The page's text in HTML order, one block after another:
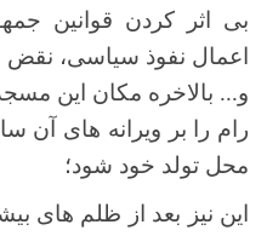
بی اثر کردن قوانین
اعمال نفوذ سیاسی،
و... بالاخره مکان این
رام را بر ویرانه های آن
محل تولد خود شود؛
این نیز بعد از ظلم های